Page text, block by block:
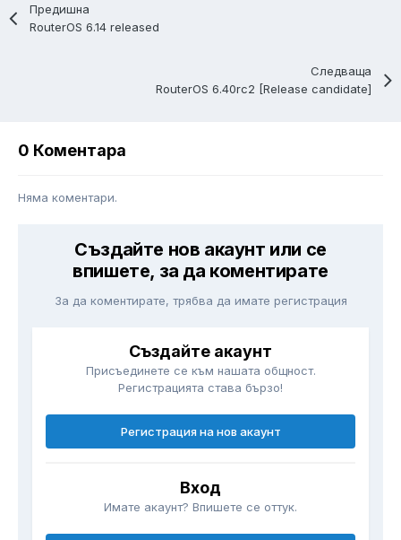
Предишна
RouterOS 6.14 released
Следваща
RouterOS 6.40rc2 [Release candidate]
0 Коментара
Няма коментари.
Създайте нов акаунт или се
впишете, за да коментирате
За да коментирате, трябва да имате регистрация
Създайте акаунт
Присъединете се към нашата общност.
Регистрацията става бързо!
Регистрация на нов акаунт
Вход
Имате акаунт? Впишете се оттук.